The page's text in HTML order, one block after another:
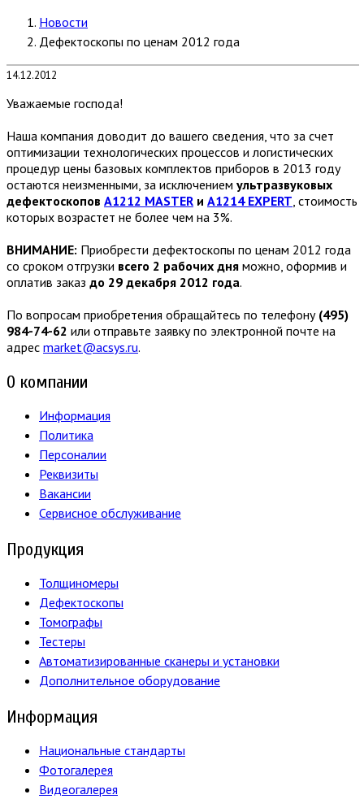
Новости
Дефектоскопы по ценам 2012 года
14.12.2012
Уважаемые господа!
Наша компания доводит до вашего сведения, что за счет
оптимизации технологических процессов и логистических
процедур цены базовых комплектов приборов в 2013 году
остаются неизменными, за исключением ультразвуковых
дефектоскопов А1212 MASTER и А1214 EXPERT , стоимость
которых возрастет не более чем на 3%.
ВНИМАНИЕ: Приобрести дефектоскопы по ценам 2012 года
со сроком отгрузки всего 2 рабочих дня можно, оформив и
оплатив заказ до 29 декабря 2012 года.
По вопросам приобретения обращайтесь по телефону (495)
984-74-62 или отправьте заявку по электронной почте на
адрес market@acsys.ru.
О компании
Информация
Политика
Персоналии
Реквизиты
Вакансии
Сервисное обслуживание
Продукция
Толщиномеры
Дефектоскопы
Томографы
Тестеры
Автоматизированные сканеры и установки
Дополнительное оборудование
Информация
Национальные стандарты
Фотогалерея
Видеогалерея